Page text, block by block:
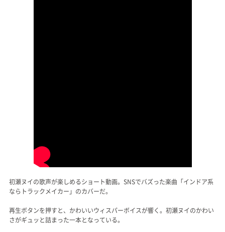
初瀬ヌイの歌声が楽しめるショート動画。SNSでバズった楽曲「インドア系
ならトラックメイカー」のカバーだ。
再生ボタンを押すと、かわいいウィスパーボイスが響く。初瀬ヌイのかわい
さがギュッと詰まった一本となっている。